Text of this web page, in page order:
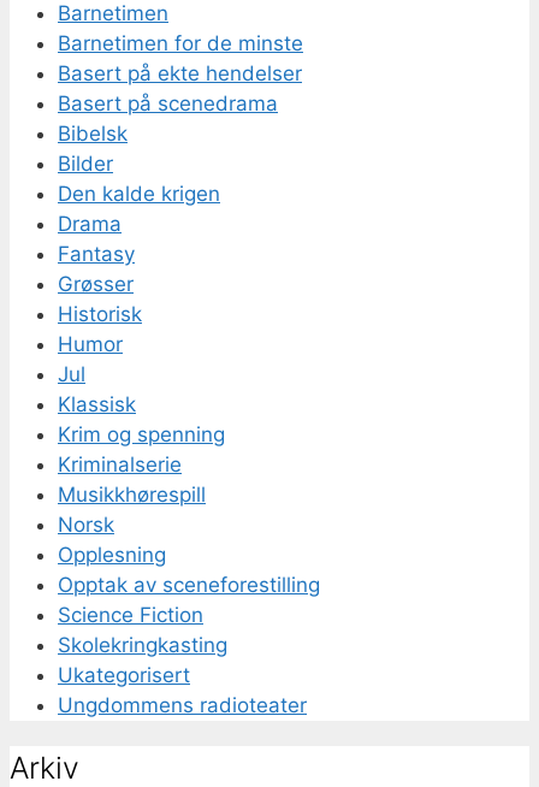
Barnetimen
Barnetimen for de minste
Basert på ekte hendelser
Basert på scenedrama
Bibelsk
Bilder
Den kalde krigen
Drama
Fantasy
Grøsser
Historisk
Humor
Jul
Klassisk
Krim og spenning
Kriminalserie
Musikkhørespill
Norsk
Opplesning
Opptak av sceneforestilling
Science Fiction
Skolekringkasting
Ukategorisert
Ungdommens radioteater
Arkiv